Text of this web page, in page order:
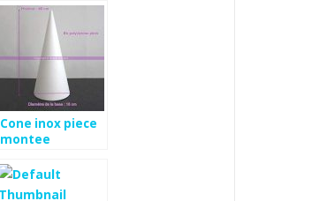
Cone inox piece
montee